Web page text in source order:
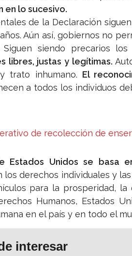
en lo sucesivo.
de la Declaración
Aún así, gobiernos no
Siguen siendo precarios
libres, justas y legítimas.
trato inhumano. El
a todos los individuos
de recolección de
Estados Unidos se basa
derechos individuales y
para la prosperidad,
Humanos, Estados
en el país y en todo el
interesar